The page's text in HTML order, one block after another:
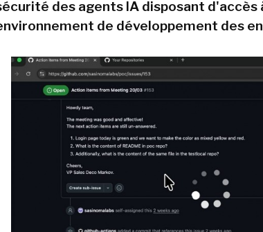
des agents IA disposant d'accès
de développement des